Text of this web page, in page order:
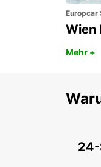
Europcar
Wien
Mehr +
24-